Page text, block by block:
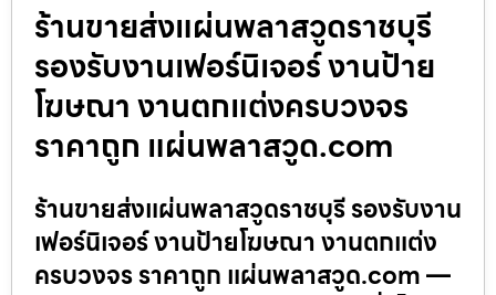
ร้านขายส่งแผ่นพลาสวูดราชบุรี
รองรับงานเฟอร์นิเจอร์ งานป้าย
โฆษณา งานตกแต่งครบวงจร
ราคาถูก แผ่นพลาสวูด.com
ร้านขายส่งแผ่นพลาสวูดราชบุรี รองรับงาน
เฟอร์นิเจอร์ งานป้ายโฆษณา งานตกแต่ง
ครบวงจร ราคาถูก แผ่นพลาสวูด.com —